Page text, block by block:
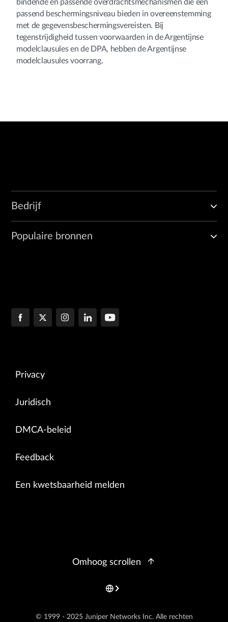
bindende en passende overdrachtsmechanismen die een
passend beschermingsniveau bieden in overeenstemming
met de gegevensbeschermingsvereisten. Bij
tegenstrijdigheid tussen voorwaarden in de Argentijnse
modelclausules en de DPA, hebben de Argentijnse
modelclausules voorrang.
Bedrijf
Populaire bronnen
Privacy
Juridisch
DMCA-beleid
Feedback
Een kwetsbaarheid melden
© 1999 - 2025 Juniper Networks Inc. Alle rechten
Omhoog scrollen